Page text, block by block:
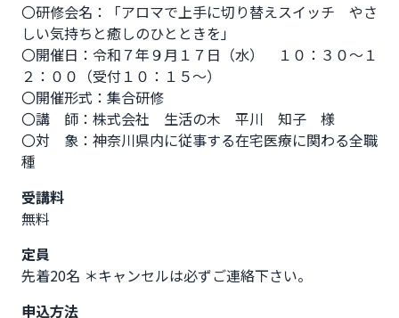
〇研修会名：「アロマで上手に切り替えスイッチ　やさ
しい気持ちと癒しのひとときを」
〇開催日：令和７年９月１７日（水）　１０：３０～１
２：００（受付１０：１５～）
〇開催形式：集合研修
〇講　師：株式会社　生活の木　平川　知子　様
〇対　象：神奈川県内に従事する在宅医療に関わる全職
種
受講料
無料
定員
先着20名 ＊キャンセルは必ずご連絡下さい。
申込方法